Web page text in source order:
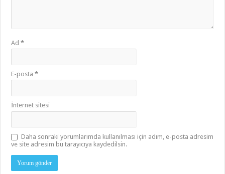
Ad*
E-posta*
İnternet sitesi
Daha sonraki yorumlarımda kullanılması için adım, e-posta adresim
ve site adresim bu tarayıcıya kaydedilsin.